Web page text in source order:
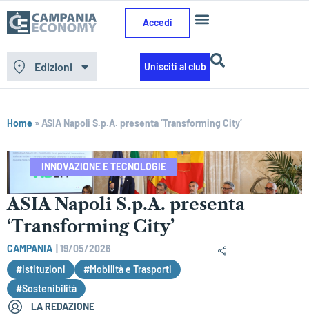
Accedi
Edizioni Unisciti al club
Home »ASIA Napoli S.p.A. presenta ‘Transforming City’
INNOVAZIONE E TECNOLOGIE
ASIA Napoli S.p.A. presenta
‘Transforming City’
CAMPANIA
19/05/2026
#Istituzioni
#Mobilità e Trasporti
#Sostenibilità
LA REDAZIONE